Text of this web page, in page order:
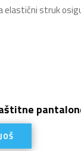
elastični struk